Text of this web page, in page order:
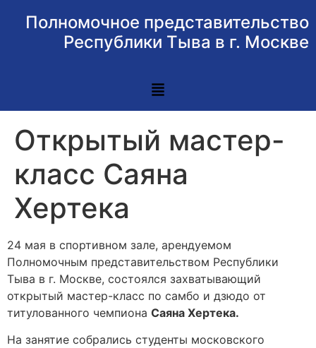
Полномочное представительство
Республики Тыва в г. Москве
Открытый мастер-
класс Саяна
Хертека
24 мая в спортивном зале, арендуемом
Полномочным представительством Республики
Тыва в г. Москве, состоялся захватывающий
открытый мастер-класс по самбо и дзюдо от
титулованного чемпиона Саяна Хертека.
На занятие собрались студенты московского